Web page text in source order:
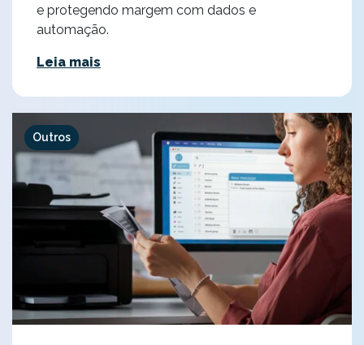
e protegendo margem com dados e
automação.
Leia mais
Outros